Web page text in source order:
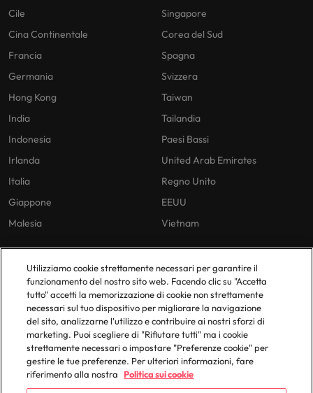
Cile
Cina Continentale
Francia
Germania
Hong Kong
India
Indonesia
Irlanda
Italia
Giappone
Malesia
Singapore
Corea del Sud
Spagna
Svizzera
Taiwan
Tailandia
Paesi Bassi
United Arab Emirates
Regno Unito
EEUU
Vietnam
Le nostre Policies
Privacy Policy
Cookies Policy
Policy Library
Uffici in Italia
Milano
Utilizziamo cookie strettamente necessari per garantire il
funzionamento del nostro sito web. Facendo clic su "Accetta
tutto" accetti la memorizzazione di cookie non strettamente
necessari sul tuo dispositivo per migliorare la navigazione
del sito, analizzarne l'utilizzo e contribuire ai nostri sforzi di
marketing. Puoi scegliere di "Rifiutare tutti" ma i cookie
strettamente necessari o impostare "Preferenze cookie" per
gestire le tue preferenze. Per ulteriori informazioni, fare
riferimento alla nostra
Politica sui cookie